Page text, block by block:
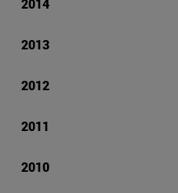
2014
2013
2012
2011
2010